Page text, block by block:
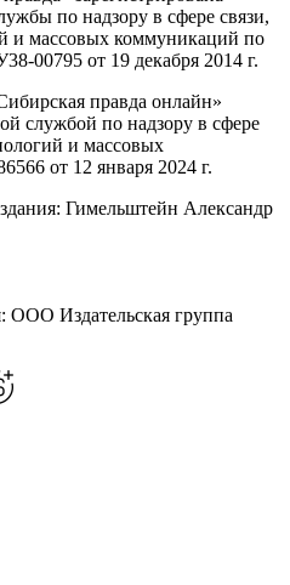
по надзору в сфере связи,
и массовых коммуникаций по
00795 от 19 декабря 2014 г.
правда онлайн»
службой по надзору в сфере
и массовых
от 12 января 2024 г.
Гимельштейн Александр
ООО Издательская группа